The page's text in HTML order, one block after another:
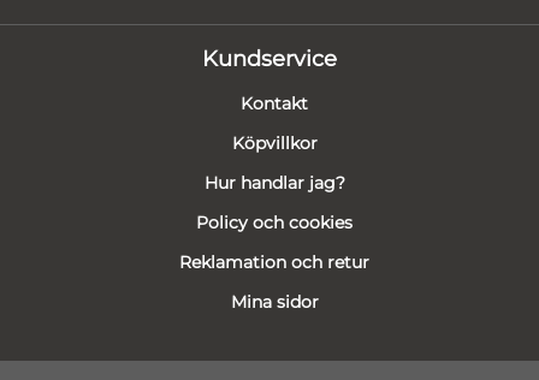
Kundservice
Kontakt
Köpvillkor
Hur handlar jag?
Policy och cookies
Reklamation och retur
Mina sidor